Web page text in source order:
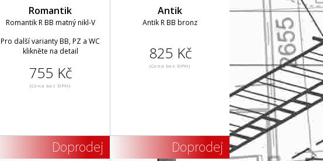
Romantik
Romantik R BB matný nikl-V
Pro další varianty BB, PZ a WC
klikněte na detail
755 Kč
(Cena bez DPH)
Antik
Antik R BB bronz
825 Kč
(Cena bez DPH)
Doprodej Doprodej